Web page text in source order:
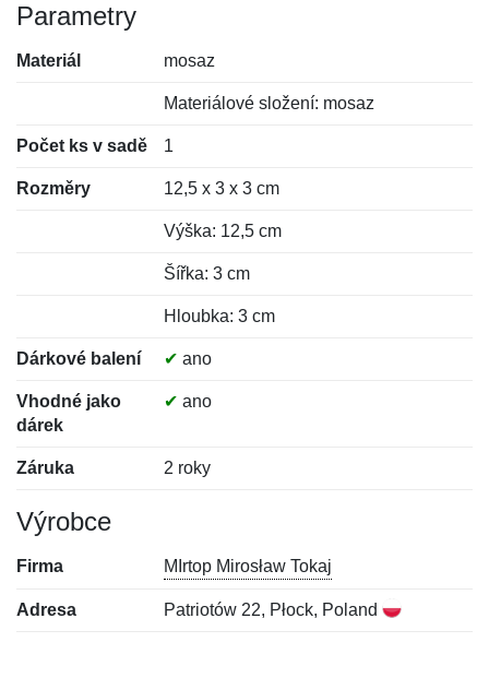
Parametry
Materiál mosaz
Materiálové složení: mosaz
Počet ks v sadě 1
Rozměry 12,5 x 3 x 3 cm
Výška: 12,5 cm
Šířka: 3 cm
Hloubka: 3 cm
Dárkové balení ✔ ano
Vhodné jako
dárek
✔ ano
Záruka 2 roky
Výrobce
Firma MIrtop Mirosław Tokaj
Adresa Patriotów 22, Płock, Poland